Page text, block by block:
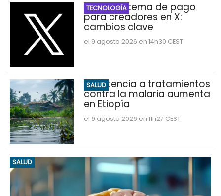
TECNOLOGÍA
Nuevo sistema de pago
para creadores en X:
cambios clave
el 9 agosto 2026 en 14h30 CEST
SALUD
Resistencia a tratamientos
contra la malaria aumenta
en Etiopía
el 9 agosto 2026 en 11h27 CEST
SALUD